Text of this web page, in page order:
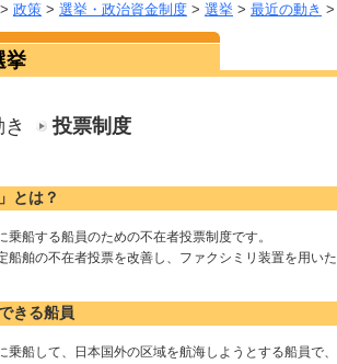
政策 > 選挙・政治資金制度 > 選挙 > 最近の動き >
挙
投票制度
とは？
乗船する船員のための不在者投票制度です。
船舶の不在者投票を改善し、ファクシミリ装置を用い
きる船員
乗船して、日本国外の区域を航海しようとする船員で